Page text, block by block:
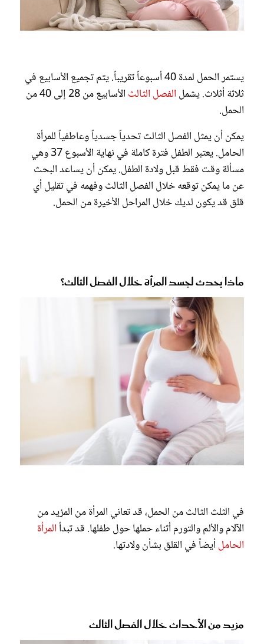
يستمر الحمل لمدة 40 أسبوعاً تقريباً. يتم تجميع الأسابيع في
ثلاثة أثلاث. يشمل الفصل الثالث
الأسابيع من 28 إلى 40 من
الحمل.
يمكن أن يمثل الفصل الثالث تحدياً جسدياً وعاطفياً للمرأة
الحامل. يعتبر الطفل فترة كاملة في نهاية الأسبوع 37 وهي
مسألة وقت فقط قبل ولادة الطفل. يمكن أن يساعد البحث
عن ما يمكن توقعه خلال الفصل الثالث وفهمه في تقليل أي
قلق قد يكون لديك خلال المراحل الأخيرة من الحمل.
ماذا يحدث لجسد المرأة خلال الفصل الثالث؟
في الثلث الثالث من الحمل، قد تعاني المرأة من المزيد من
الآلام والألم والتورم أثناء حملها حول طفلها. قد تبدأ المرأة
الحاملأيضاً في القلق بشأن ولادتها.
مزيد من الأحداث خلال الفصل الثالث